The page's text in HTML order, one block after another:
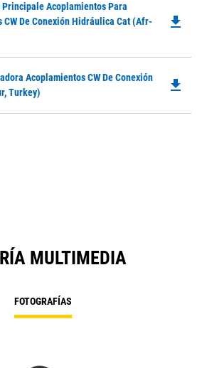
Acoplamientos Para
CW De Conexión Hidráulica Cat (Afr-
file_download
Acoplamientos CW De Conexión
Turkey)
file_download
MULTIMEDIA
FOTOGRAFÍAS